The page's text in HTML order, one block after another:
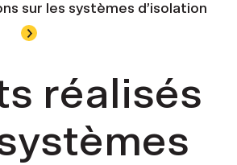
sur les systèmes d’isolation
réalisés